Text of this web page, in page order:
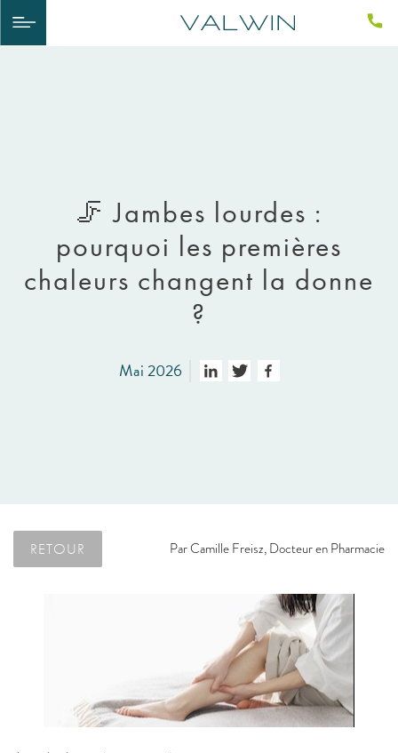
🦵 Jambes lourdes :
pourquoi les premières
chaleurs changent la donne
?
Mai 2026
RETOUR ParCamille Freisz, Docteur en Pharmacie